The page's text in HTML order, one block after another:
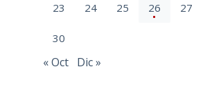
23 24 25 26 27
30
« Oct Dic »